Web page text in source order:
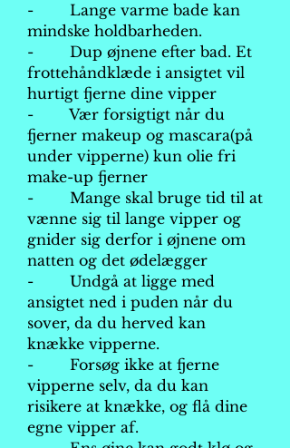
- Lange varme bade kan
mindske holdbarheden.
- Dup øjnene efter bad. Et
frottehåndklæde i ansigtet vil
hurtigt fjerne dine vipper
- Vær forsigtigt når du
fjerner makeup og mascara(på
under vipperne) kun olie fri
make-up fjerner
- Mange skal bruge tid til at
vænne sig til lange vipper og
gnider sig derfor i øjnene om
natten og det ødelægger
- Undgå at ligge med
ansigtet ned i puden når du
sover, da du herved kan
knække vipperne.
- Forsøg ikke at fjerne
vipperne selv, da du kan
risikere at knække, og flå dine
egne vipper af.